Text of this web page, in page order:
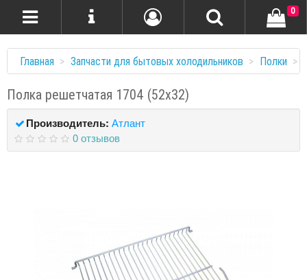
0
Главная Запчасти для бытовых холодильников Полки
Полка решетчатая 1704 (52x32)
Производитель: Атлант
0 отзывов